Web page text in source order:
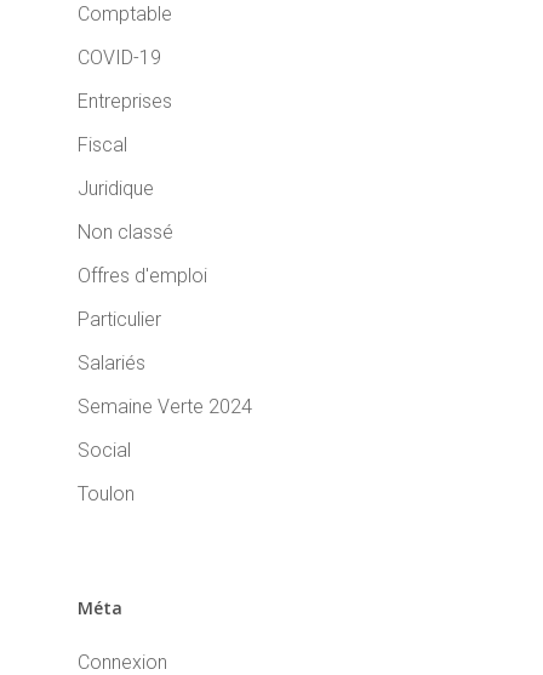
Comptable
COVID-19
Entreprises
Fiscal
Juridique
Non classé
Offres d'emploi
Particulier
Salariés
Semaine Verte 2024
Social
Toulon
Méta
Connexion